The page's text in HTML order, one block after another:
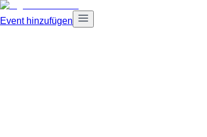
Event hinzufügen